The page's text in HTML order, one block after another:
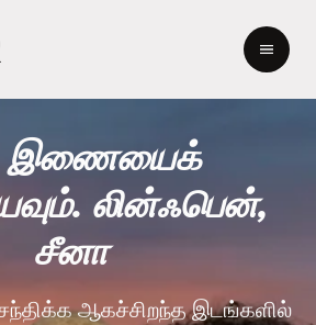
ஹோ
ம்
இணையைக்
லின்ஃபென்,
சீனா
சந்திக்க ஆகச்சிறந்த இடங்களில்